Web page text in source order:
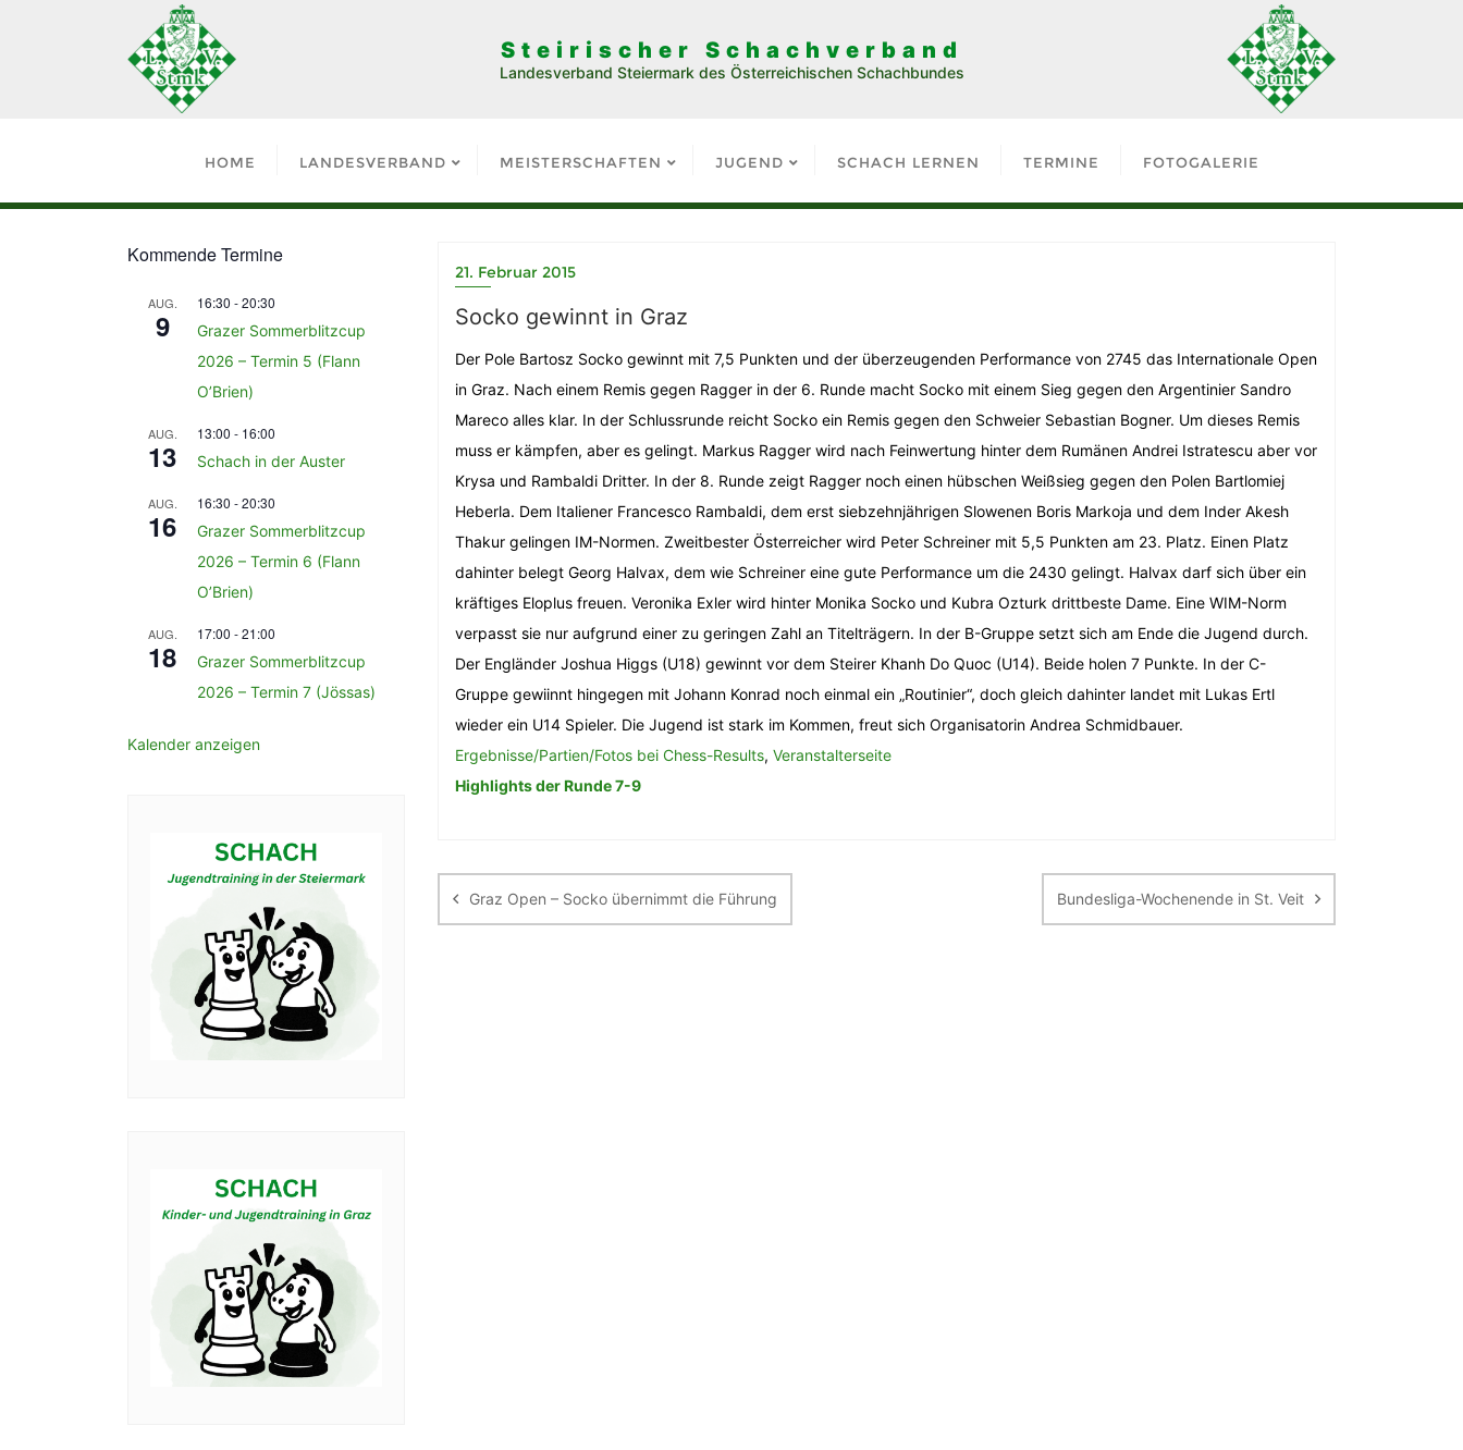
Steirischer Schachverband
Landesverband Steiermark des Österreichischen Schachbundes
HOME LANDESVERBAND MEISTERSCHAFTEN JUGEND SCHACH LERNEN TERMINE FOTOGALERIE
21. Februar 2015
Socko gewinnt in Graz
Der Pole Bartosz Socko gewinnt mit 7,5 Punkten und der überzeugenden Performance von 2745 das Internationale Open
in Graz. Nach einem Remis gegen Ragger in der 6. Runde macht Socko mit einem Sieg gegen den Argentinier Sandro
Mareco alles klar. In der Schlussrunde reicht Socko ein Remis gegen den Schweier Sebastian Bogner. Um dieses Remis
muss er kämpfen, aber es gelingt. Markus Ragger wird nach Feinwertung hinter dem Rumänen Andrei Istratescu aber vor
Krysa und Rambaldi Dritter. In der 8. Runde zeigt Ragger noch einen hübschen Weißsieg gegen den Polen Bartlomiej
Heberla. Dem Italiener Francesco Rambaldi, dem erst siebzehnjährigen Slowenen Boris Markoja und dem Inder Akesh
Thakur gelingen IM-Normen. Zweitbester Österreicher wird Peter Schreiner mit 5,5 Punkten am 23. Platz. Einen Platz
dahinter belegt Georg Halvax, dem wie Schreiner eine gute Performance um die 2430 gelingt. Halvax darf sich über ein
kräftiges Eloplus freuen. Veronika Exler wird hinter Monika Socko und Kubra Ozturk drittbeste Dame. Eine WIM-Norm
verpasst sie nur aufgrund einer zu geringen Zahl an Titelträgern. In der B-Gruppe setzt sich am Ende die Jugend durch.
Der Engländer Joshua Higgs (U18) gewinnt vor dem Steirer Khanh Do Quoc (U14). Beide holen 7 Punkte. In der C-
Gruppe gewiinnt hingegen mit Johann Konrad noch einmal ein „Routinier“, doch gleich dahinter landet mit Lukas Ertl
wieder ein U14 Spieler. Die Jugend ist stark im Kommen, freut sich Organisatorin Andrea Schmidbauer.
Ergebnisse/Partien/Fotos bei Chess-Results, Veranstalterseite
Highlights der Runde 7-9
Graz Open – Socko übernimmt die Führung Bundesliga-Wochenende in St. Veit
Kommende Termine
AUG.
9
16:30 -20:30
Grazer Sommerblitzcup
2026 – Termin 5 (Flann
O’Brien)
AUG.
13
13:00 - 16:00
Schach in der Auster
AUG.
16
16:30 -20:30
Grazer Sommerblitzcup
2026 – Termin 6 (Flann
O’Brien)
AUG.
18
17:00 -21:00
Grazer Sommerblitzcup
2026 – Termin 7 (Jössas)
Kalender anzeigen